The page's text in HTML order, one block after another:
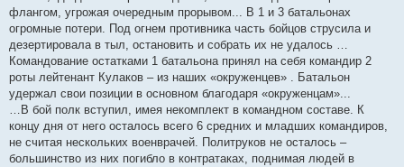
флангом, угрожая очередным прорывом... В 1 и 3 батальонах
огромные потери. Под огнем противника часть бойцов струсила и
дезертировала в тыл, остановить и собрать их не удалось …
Командование остатками 1 батальона принял на себя командир 2
роты лейтенант Кулаков – из наших «окруженцев» . Батальон
удержал свои позиции в основном благодаря «окруженцам»...
…В бой полк вступил, имея некомплект в командном составе. К
концу дня от него осталось всего 6 средних и младших командиров,
не считая нескольких военврачей. Политруков не осталось –
большинство из них погибло в контратаках, поднимая людей в